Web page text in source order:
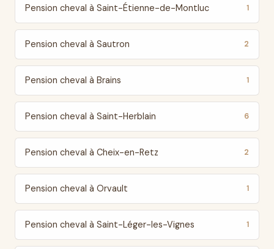
Pension cheval à Saint-Étienne-de-Montluc 1
Pension cheval à Sautron 2
Pension cheval à Brains 1
Pension cheval à Saint-Herblain 6
Pension cheval à Cheix-en-Retz 2
Pension cheval à Orvault 1
Pension cheval à Saint-Léger-les-Vignes 1